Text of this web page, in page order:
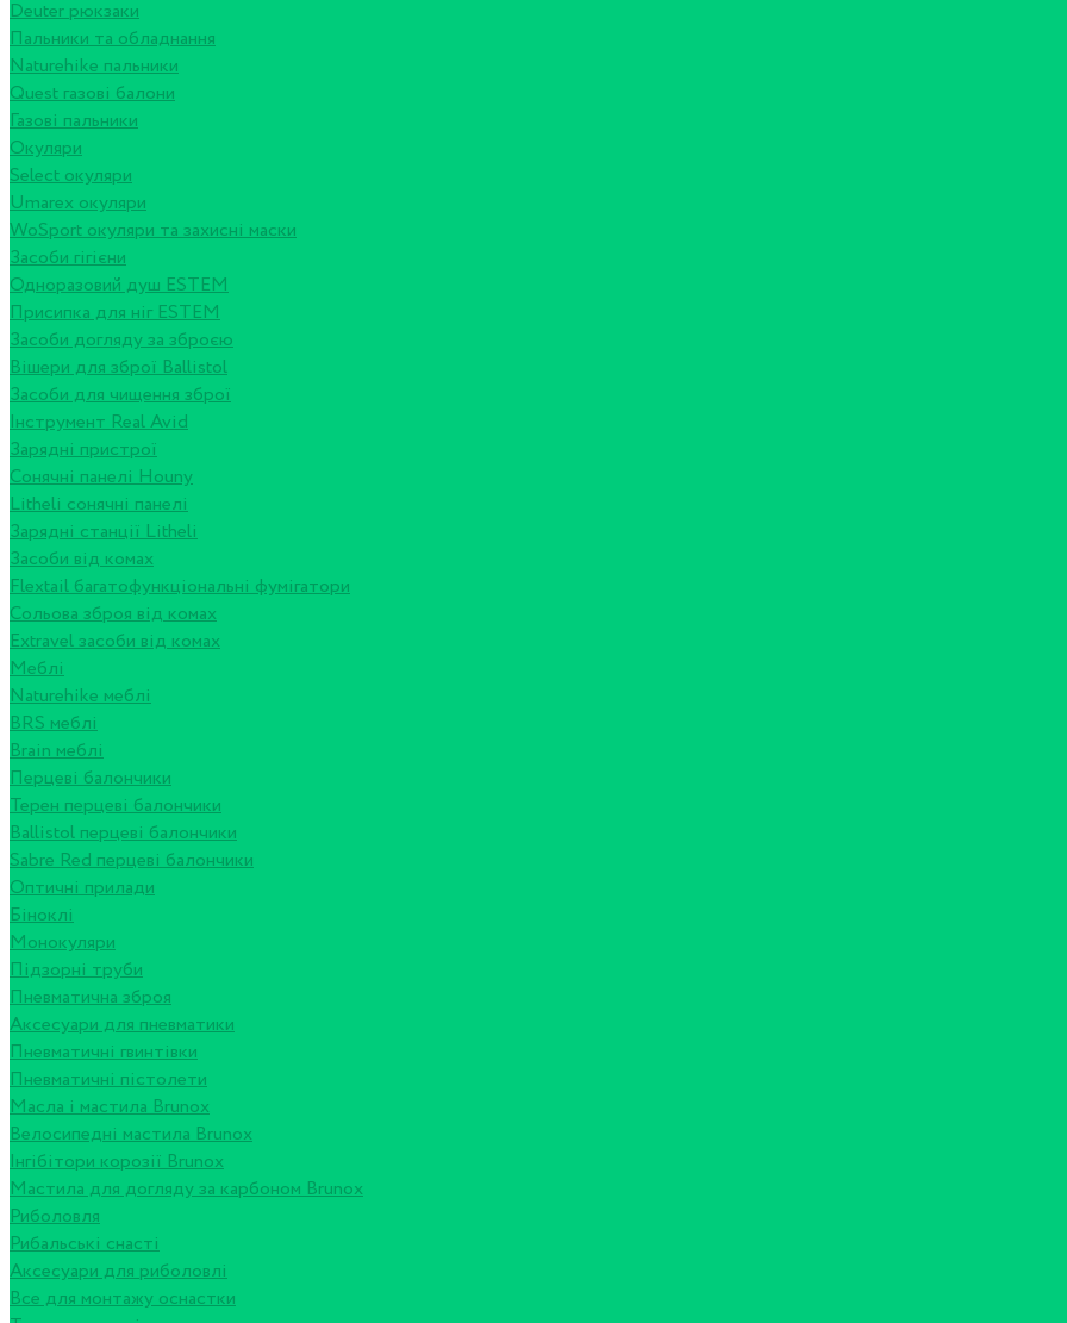
Deuter рюкзаки
Пальники та обладнання
Naturehike пальники
Quest газові балони
Газові пальники
Окуляри
Select окуляри
Umarex окуляри
WoSport окуляри та захисні маски
Засоби гігієни
Одноразовий душ ESTEM
Присипка для ніг ESTEM
Засоби догляду за зброєю
Вішери для зброї Ballistol
Засоби для чищення зброї
Інструмент Real Avid
Зарядні пристрої
Сонячні панелі Houny
Litheli сонячні панелі
Зарядні станції Litheli
Засоби від комах
Flextail багатофункціональні фумігатори
Сольова зброя від комах
Extravel засоби від комах
Меблі
Naturehike меблі
BRS меблі
Brain меблі
Перцеві балончики
Терен перцеві балончики
Ballistol перцеві балончики
Sabre Red перцеві балончики
Оптичні прилади
Біноклі
Монокуляри
Підзорні труби
Пневматична зброя
Аксесуари для пневматики
Пневматичні гвинтівки
Пневматичні пістолети
Масла і мастила Brunox
Велосипедні мастила Brunox
Інгібітори корозії Brunox
Мастила для догляду за карбоном Brunox
Риболовля
Рибальські снасті
Аксесуари для риболовлі
Все для монтажу оснастки